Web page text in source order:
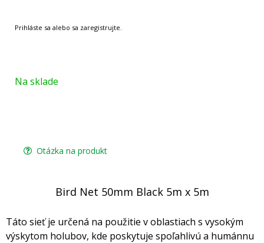
Na sklade
Otázka na produkt
Bird Net 50mm Black 5m x 5m
Táto sieť je určená na použitie v oblastiach s vysokým
výskytom holubov, kde poskytuje spoľahlivú a humánnu